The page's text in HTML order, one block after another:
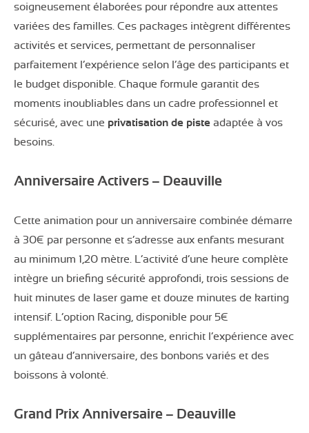
soigneusement élaborées pour répondre aux attentes
variées des familles. Ces packages intègrent différentes
activités et services, permettant de personnaliser
parfaitement l’expérience selon l’âge des participants et
le budget disponible. Chaque formule garantit des
moments inoubliables dans un cadre professionnel et
sécurisé, avec une privatisation de piste adaptée à vos
besoins.
Anniversaire Activers – Deauville
Cette animation pour un anniversaire combinée démarre
à 30€ par personne et s’adresse aux enfants mesurant
au minimum 1,20 mètre. L’activité d’une heure complète
intègre un briefing sécurité approfondi, trois sessions de
huit minutes de laser game et douze minutes de karting
intensif. L’option Racing, disponible pour 5€
supplémentaires par personne, enrichit l’expérience avec
un gâteau d’anniversaire, des bonbons variés et des
boissons à volonté.
Grand Prix Anniversaire – Deauville